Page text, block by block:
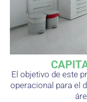
El objetivo de este
operacional para el